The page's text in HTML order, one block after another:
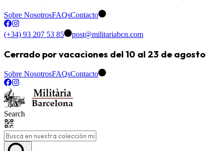
Sobre NosotrosFAQsContacto
(+34) 93 207 53 85 post@militariabcn.com
Cerrado por vacaciones del 10 al 23 de agosto
Sobre NosotrosFAQsContacto
Search